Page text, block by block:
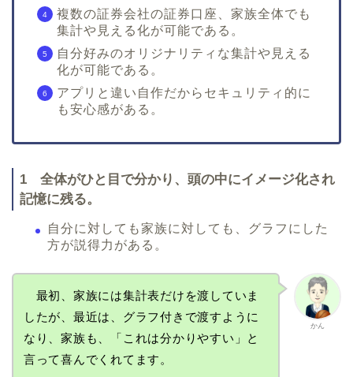
複数の証券会社の証券口座、家族全体でも
集計や見える化が可能である。
自分好みのオリジナリティな集計や見える
化が可能である。
アプリと違い自作だからセキュリティ的に
も安心感がある。
1 全体がひと目で分かり、頭の中にイメージ化され
記憶に残る。
自分に対しても家族に対しても、グラフにした
方が説得力がある。
かん
最初、家族には集計表だけを渡していま
したが、最近は、グラフ付きで渡すように
なり、家族も、「これは分かりやすい」と
言って喜んでくれてます。